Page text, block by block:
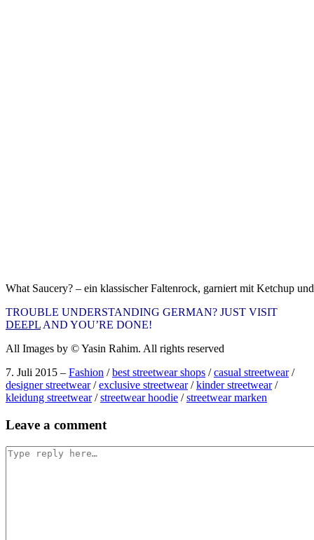
What Saucery? – ein klassischer Faltenrock, garniert mit Ketchup
TROUBLE UNDERSTANDING GERMAN? JUST VISIT
DEEPL AND YOU’RE DONE!
All Images by © Yasin Rahim. All rights reserved
7. Juli 2015 – Fashion /best streetwear shops /casual streetwear/
designer streetwear/exclusive streetwear/kinder streetwear/
kleidung streetwear/streetwear hoodie /streetwear marken
navigation
Leave a comment